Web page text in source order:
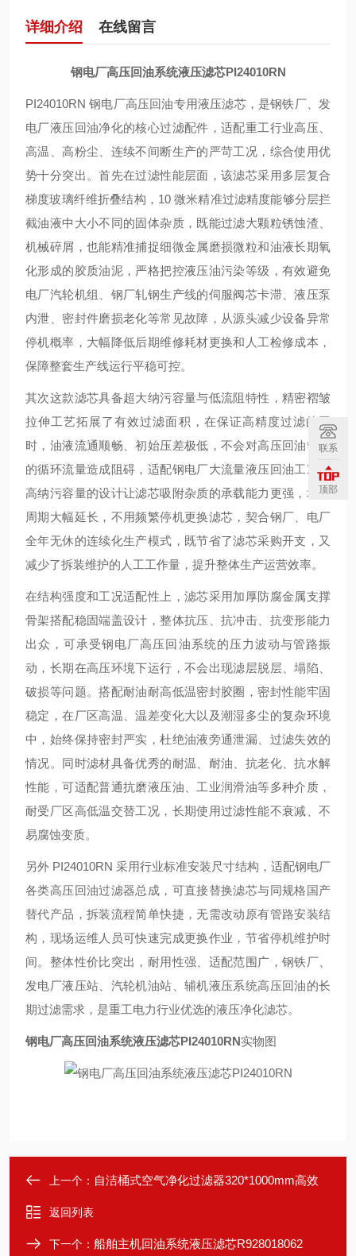
详细介绍 在线留言
钢电厂高压回油系统液压滤芯PI24010RN
PI24010RN 钢电厂高压回油专用液压滤芯，是钢铁厂、发
电厂液压回油净化的核心过滤配件，适配重工行业高压、
高温、高粉尘、连续不间断生产的严苛工况，综合使用优
势十分突出。首先在过滤性能层面，该滤芯采用多层复合
梯度玻璃纤维折叠结构，10 微米精准过滤精度能够分层拦
截油液中大小不同的固体杂质，既能过滤大颗粒锈蚀渣、
机械碎屑，也能精准捕捉细微金属磨损微粒和油液长期氧
化形成的胶质油泥，严格把控液压油污染等级，有效避免
电厂汽轮机组、钢厂轧钢生产线的伺服阀芯卡滞、液压泵
内泄、密封件磨损老化等常见故障，从源头减少设备异常
停机概率，大幅降低后期维修耗材更换和人工检修成本，
保障整套生产线运行平稳可控。
其次这款滤芯具备超大纳污容量与低流阻特性，精密褶皱
拉伸工艺拓展了有效过滤面积，在保证高精度过滤的同
时，油液流通顺畅、初始压差极低，不会对高压回油管路
的循环流量造成阻碍，适配钢电厂大流量液压回油工况。
高纳污容量的设计让滤芯吸附杂质的承载能力更强，堵塞
周期大幅延长，不用频繁停机更换滤芯，契合钢厂、电厂
全年无休的连续化生产模式，既节省了滤芯采购开支，又
减少了拆装维护的人工工作量，提升整体生产运营效率。
在结构强度和工况适配性上，滤芯采用加厚防腐金属支撑
骨架搭配稳固端盖设计，整体抗压、抗冲击、抗变形能力
出众，可承受钢电厂高压回油系统的压力波动与管路振
动，长期在高压环境下运行，不会出现滤层脱层、塌陷、
破损等问题。搭配耐油耐高低温密封胶圈，密封性能牢固
稳定，在厂区高温、温差变化大以及潮湿多尘的复杂环境
中，始终保持密封严实，杜绝油液旁通泄漏、过滤失效的
情况。同时滤材具备优秀的耐温、耐油、抗老化、抗水解
性能，可适配普通抗磨液压油、工业润滑油等多种介质，
耐受厂区高低温交替工况，长期使用过滤性能不衰减、不
易腐蚀变质。
另外 PI24010RN 采用行业标准安装尺寸结构，适配钢电厂
各类高压回油过滤器总成，可直接替换滤芯与同规格国产
替代产品，拆装流程简单快捷，无需改动原有管路安装结
构，现场运维人员可快速完成更换作业，节省停机维护时
间。整体性价比突出，耐用性强、适配范围广，钢铁厂、
发电厂液压站、汽轮机油站、辅机液压系统高压回油的长
期过滤需求，是重工电力行业优选的液压净化滤芯。
钢电厂高压回油系统液压滤芯PI24010RN实物图
上一个： 自洁桶式空气净化过滤器320*1000mm高效
返回列表
下一个： 船舶主机回油系统液压滤芯R928018062
联系
顶部